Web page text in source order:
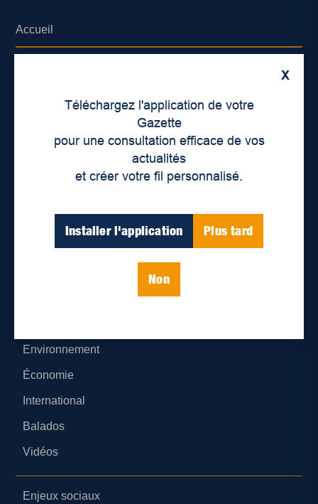
X
Téléchargez l'application de votre
Gazette
pour une consultation efficace de vos
actualités
et créer votre fil personnalisé.
Installer l'application Plus tard
Non
Accueil
Déontologie et confidentialité
Parutions numériques
Environnement
Économie
International
Balados
Vidéos
Enjeux sociaux